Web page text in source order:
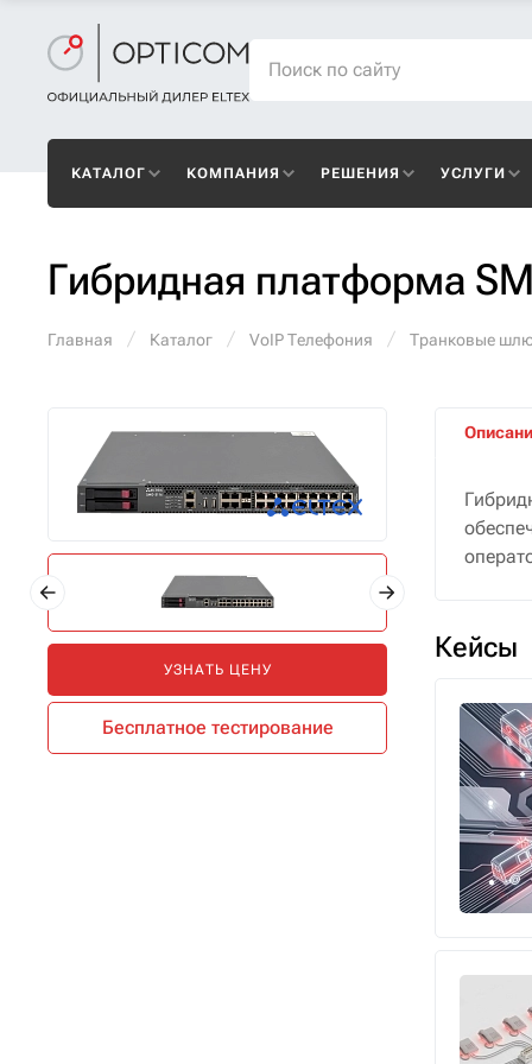
КАТАЛОГ КОМПАНИЯ РЕШЕНИЯ УСЛУГИ
Гибридная платформа
Главная Каталог VoIP Телефония Транковые
УЗНАТЬ ЦЕНУ
Бесплатное тестирование
Кейсы